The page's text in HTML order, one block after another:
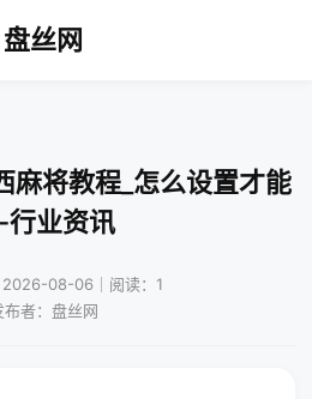
盘丝网
麻将教程_怎么设置才能
行业资讯
2026-08-06｜阅读：1
布者：盘丝网